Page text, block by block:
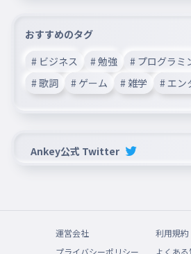
おすすめのタグ
# ビジネス # 勉強 # プログラミ
# 歌詞
# ゲーム # 雑学 # エン
Ankey公式 Twitter
運営会社
利用規約
プライバシーポリシー
よくある